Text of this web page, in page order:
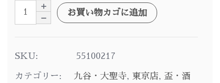
お買い物カゴに追加
SKU: 55100217
カテゴリー: 九谷・大聖寺, 東京店, 盃・酒